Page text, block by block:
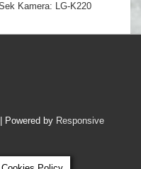
Kamera: LG-K220
| Powered by Responsive